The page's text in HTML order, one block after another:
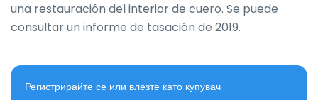
una restauración del interior de cuero. Se puede
consultar un informe de tasación de 2019.
Регистрирайте се или влезте като купувач